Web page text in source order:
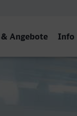
Angebote Info
-